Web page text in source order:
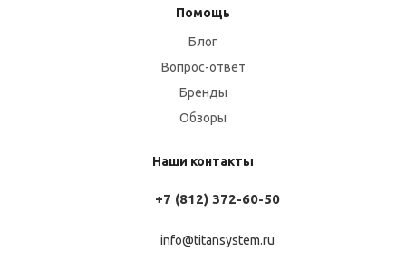
Помощь
Блог
Вопрос-ответ
Бренды
Обзоры
Наши контакты
+7 (812) 372-60-50
info@titansystem.ru